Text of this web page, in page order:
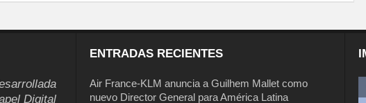
Digital
ENTRADAS RECIENTES
Air France-KLM anuncia a Guilhem Mallet como
nuevo Director General para América Latina